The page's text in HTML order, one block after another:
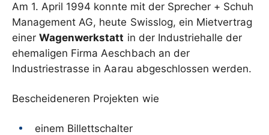
Am 1. April 1994 konnte mit der Sprecher + Schuh
Management AG, heute Swisslog, ein Mietvertrag
einerWagenwerkstatt in der Industriehalle der
ehemaligen Firma Aeschbach an der
Industriestrasse in Aarau abgeschlossen werden.
Bescheideneren Projekten wie
einem Billettschalter